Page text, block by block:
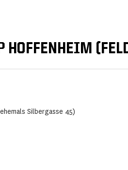
HOFFENHEIM
Silbergasse 45)